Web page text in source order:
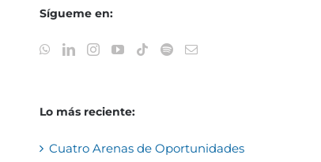
Sígueme en:
Lo más reciente:
Cuatro Arenas de Oportunidades